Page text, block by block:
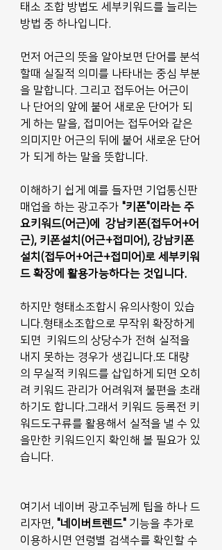
태소 조합 방법도 세부키워드를 늘리는
방법 중 하나입니다.
먼저 어근의 뜻을 알아보면 단어를 분석
할때 실질적 의미를 나타내는 중심 부분
을 말합니다. 그리고 접두어는 어근이
나 단어의 앞에 붙어 새로운 단어가 되
게 하는 말을, 접미어는 접두어와 같은
의미지만 어근의 뒤에 붙어 새로운 단어
가 되게 하는 말을 뜻합니다.
이해하기 쉽게 예를 들자면 기업통신판
매업을 하는 광고주가 "키폰"이라는 주
요키워드(어근)에  강남키폰(접두어+어
근), 키폰설치(어근+접미어), 강남키폰
설치(접두어+어근+접미어)로 세부키워
드 확장에 활용가능하다는 것입니다.
하지만 형태소조합시 유의사항이 있습
니다.형태소조합으로 무작위 확장하게
되면  키워드의 상당수가 전혀 실적을
내지 못하는 경우가 생깁니다.또 대량
의 무실적 키워드를 삽입하게 되면 오히
려 키워드 관리가 어려워져 불편을 초래
하기도 합니다.그래서 키워드 등록전 키
워드도구류를 활용해서 실적을 낼 수 있
을만한 키워드인지 확인해 볼 필요가 있
습니다.
여기서 네이버 광고주님께 팁을 하나 드
리자면, "네이버트렌드" 기능을 추가로
이용하시면 연령별 검색수를 확인할 수